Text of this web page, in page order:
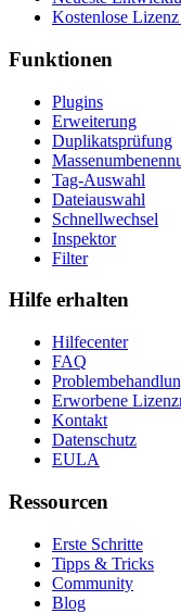
Kostenlose Lizenz
Funktionen
Plugins
Erweiterung
Duplikatsprüfung
Tag-Auswahl
Dateiauswahl
Schnellwechsel
Inspektor
Filter
Hilfe erhalten
Hilfecenter
FAQ
Erworbene
Kontakt
Datenschutz
EULA
Ressourcen
Erste Schritte
Tipps & Tricks
Community
Blog